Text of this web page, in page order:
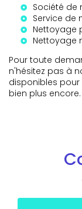
Société de
Service de
Nettoyage
Nettoyage
Pour toute
n'hésitez pas à
disponibles pour
bien plus encore.